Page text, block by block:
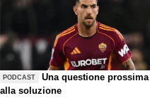
PODCAST
Una questione prossima
alla soluzione